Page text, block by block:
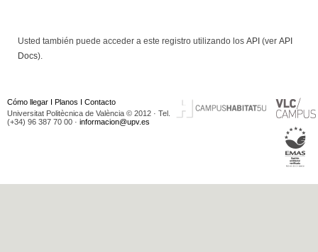
Usted también puede acceder a este registro utilizando los API (ver API
Docs).
Cómo llegar I Planos I Contacto
Universitat Politècnica de València © 2012 · Tel.
(+34) 96 387 70 00 · informacion@upv.es